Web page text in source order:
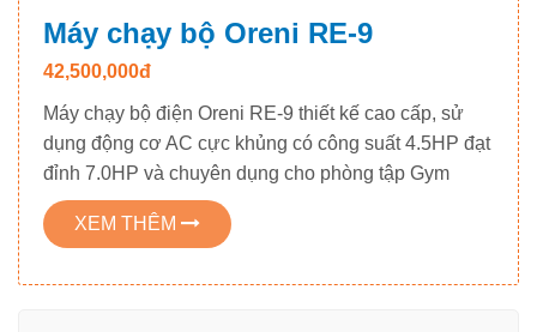
Máy chạy bộ Oreni RE-9
42,500,000đ
Máy chạy bộ điện Oreni RE-9 thiết kế cao cấp, sử
dụng động cơ AC cực khủng có công suất 4.5HP đạt
đỉnh 7.0HP và chuyên dụng cho phòng tập Gym
XEM THÊM